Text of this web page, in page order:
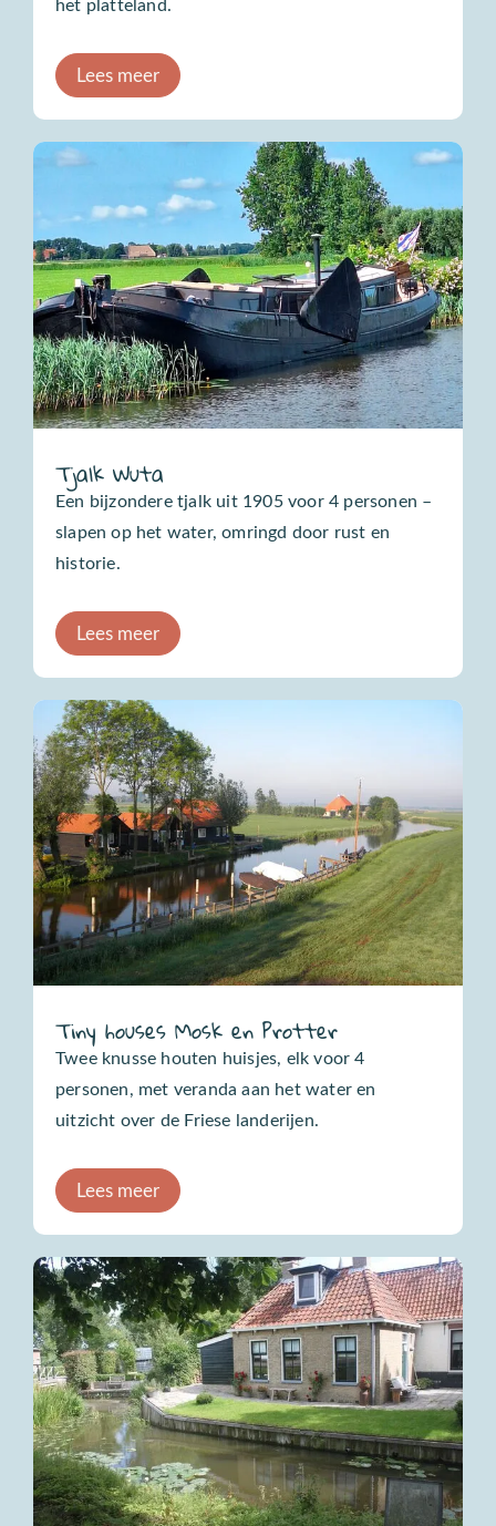
Lees meer
Tjalk Wuta
Een bijzondere tjalk uit 1905 voor 4 personen –
slapen op het water, omringd door rust en
historie.
Lees meer
Tiny houses Mosk en Protter
Twee knusse houten huisjes, elk voor 4
personen, met veranda aan het water en
uitzicht over de Friese landerijen.
Lees meer